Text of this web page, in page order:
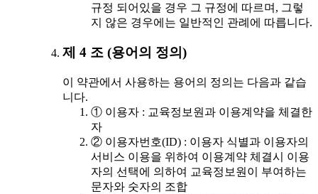
규정 되어있을 경우 그 규정에 따르며, 그렇
지 않은 경우에는 일반적인 관례에 따릅니다.
제 4 조 (용어의 정의)
이 약관에서 사용하는 용어의 정의는 다음과 같습
니다.
① 이용자 : 교육정보원과 이용계약을 체결한
자
② 이용자번호(ID) : 이용자 식별과 이용자의
서비스 이용을 위하여 이용계약 체결시 이용
자의 선택에 의하여 교육정보원이 부여하는
문자와 숫자의 조합